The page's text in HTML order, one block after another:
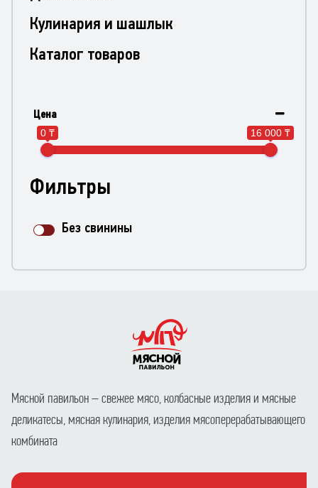
Кулинария и шашлык
Каталог товаров
Цена
0 ₸ 16 000 ₸
Фильтры
Без свинины
Мясной павильон – свежее мясо, колбасные изделия и мясные
деликатесы, мясная кулинария, изделия мясоперерабатывающего
комбината